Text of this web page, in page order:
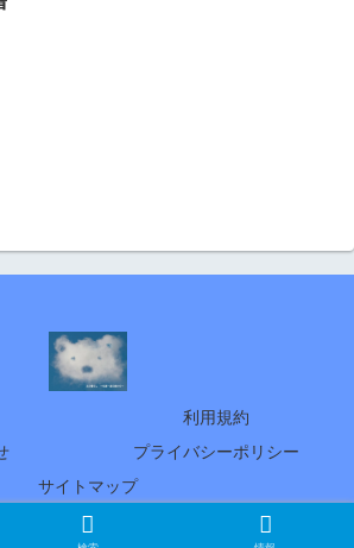
利用規約
プライバシーポリシー
サイトマップ
の暮らし ～札幌・宮の森から～